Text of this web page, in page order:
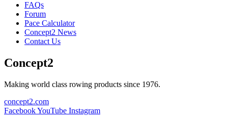
FAQs
Forum
Pace Calculator
Concept2 News
Contact Us
Concept2
Making world class rowing products since 1976.
concept2.com
FacebookYouTube Instagram